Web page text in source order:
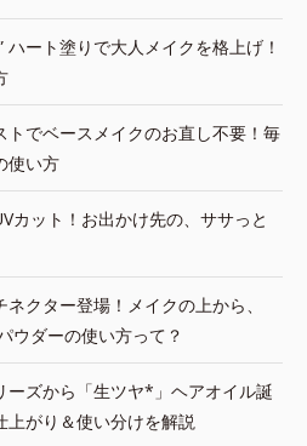
ハート塗りで大人メイクを格上げ！
トでベースメイクのお直し不要！毎
使い方
カット！お出かけ先の、ササっと
クター登場！メイクの上から、
ウダーの使い方って？
ーズから「生ツヤ*」ヘアオイル誕
上がり＆使い分けを解説